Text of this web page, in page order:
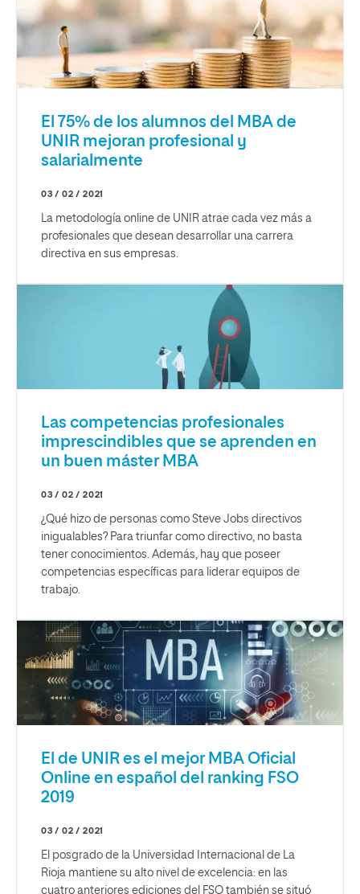
El 75% de los alumnos del MBA de
UNIR mejoran profesional y
salarialmente
03 / 02 / 2021
La metodología online de UNIR atrae cada vez más a
profesionales que desean desarrollar una carrera
directiva en sus empresas.
Las competencias profesionales
imprescindibles que se aprenden en
un buen máster MBA
03 / 02 / 2021
¿Qué hizo de personas como Steve Jobs directivos
inigualables? Para triunfar como directivo, no basta
tener conocimientos. Además, hay que poseer
competencias específicas para liderar equipos de
trabajo.
El de UNIR es el mejor MBA Oficial
Online en español del ranking FSO
2019
03 / 02 / 2021
El posgrado de la Universidad Internacional de La
Rioja mantiene su alto nivel de excelencia: en las
cuatro anteriores ediciones del FSO también se situó